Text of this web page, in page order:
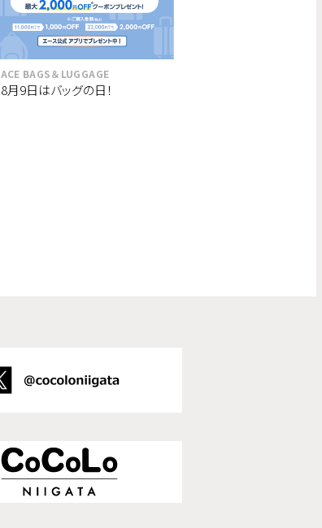
ACE BAGS＆LUGGAGE
8月9日はバッグの日！